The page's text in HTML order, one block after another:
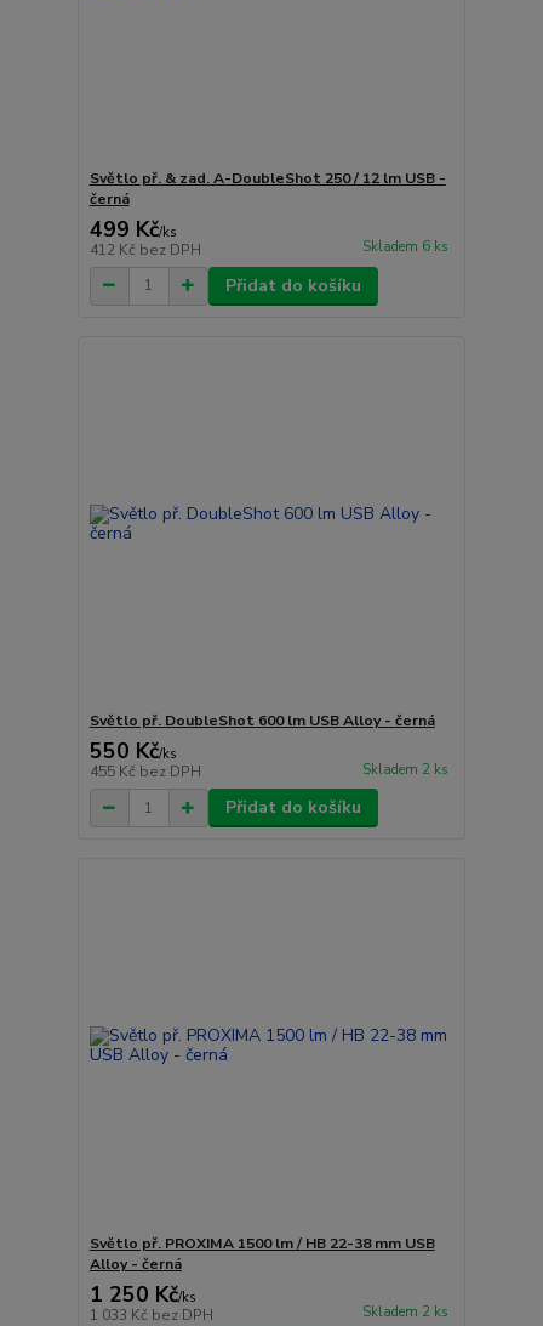
Světlo př. & zad. A-DoubleShot 250 / 12 lm USB -
černá
499 Kč/ks
412 Kč bez DPH Skladem 6 ks
Přidat do košíku
Světlo př. DoubleShot 600 lm USB Alloy - černá
550 Kč/ks
455 Kč bez DPH Skladem 2 ks
Přidat do košíku
Světlo př. PROXIMA 1500 lm / HB 22-38 mm USB
Alloy - černá
1 250 Kč/ks
1 033 Kč bez DPH Skladem 2 ks